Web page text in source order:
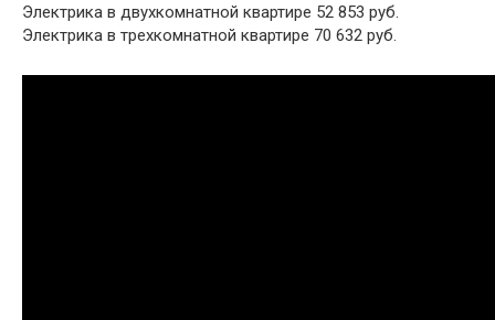
Электрика в двухкомнатной квартире 52 853 руб.
Электрика в трехкомнатной квартире 70 632 руб.